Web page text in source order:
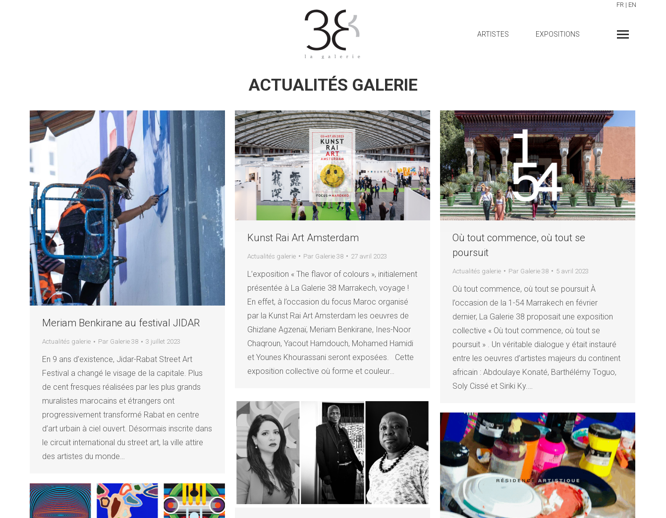
FR | EN
ARTISTES EXPOSITIONS
ACTUALITÉS GALERIE
Meriam Benkirane au festival JIDAR
Actualités galerie Par Galerie 38 3 juillet 2023
En 9 ans d’existence, Jidar-Rabat Street Art
Festival a changé le visage de la capitale. Plus
de cent fresques réalisées par les plus grands
muralistes marocains et étrangers ont
progressivement transformé Rabat en centre
d’art urbain à ciel ouvert. Désormais inscrite dans
le circuit international du street art, la ville attire
des artistes du monde…
Kunst Rai Art Amsterdam
Actualités galerie Par Galerie 38 27 avril 2023
L’exposition « The flavor of colours », initialement
présentée à La Galerie 38 Marrakech, voyage !
En effet, à l’occasion du focus Maroc organisé
par la Kunst Rai Art Amsterdam les oeuvres de
Ghizlane Agzenaï, Meriam Benkirane, Ines-Noor
Chaqroun, Yacout Hamdouch, Mohamed Hamidi
et Younes Khourassani seront exposées. Cette
exposition collective où forme et couleur…
Où tout commence, où tout se
poursuit
Actualités galerie Par Galerie 38 5 avril 2023
Où tout commence, où tout se poursuit À
l’occasion de la 1-54 Marrakech en février
dernier, La Galerie 38 proposait une exposition
collective « Où tout commence, où tout se
poursuit » . Un véritable dialogue y était instauré
entre les oeuvres d’artistes majeurs du continent
africain : Abdoulaye Konaté, Barthélémy Toguo,
Soly Cissé et Siriki Ky.…